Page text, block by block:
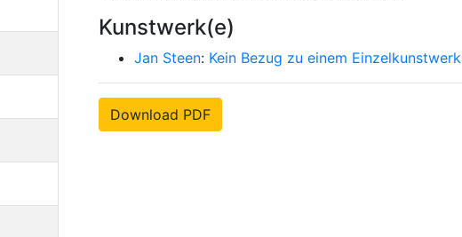
Kunstwerk(e)
Jan Steen: Kein Bezug zu einem Einzelkunstwerk
Download PDF